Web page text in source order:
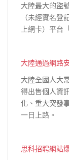
大陸最大的盜
（未經實名
上網卡）平台
大陸通過網路
大陸全國人大
得出售個人資
化、重大突發
一日上路。
思科招聘網站